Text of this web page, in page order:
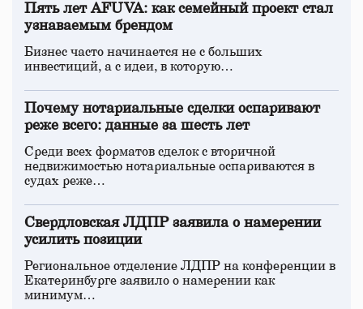
Пять лет AFUVA: как семейный проект стал
узнаваемым брендом
Бизнес часто начинается не с больших
инвестиций, а с идеи, в которую…
Почему нотариальные сделки оспаривают
реже всего: данные за шесть лет
Среди всех форматов сделок с вторичной
недвижимостью нотариальные оспариваются в
судах реже…
Свердловская ЛДПР заявила о намерении
усилить позиции
Региональное отделение ЛДПР на конференции в
Екатеринбурге заявило о намерении как
минимум…